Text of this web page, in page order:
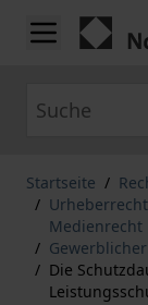
Zum Inhalt
Startseite /
/
Medienrecht
/
/ Die